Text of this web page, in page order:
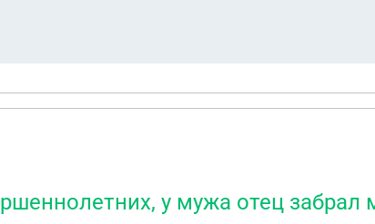
у мужа отец забрал